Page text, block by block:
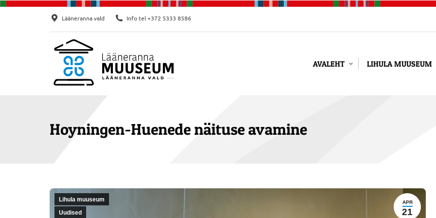
Lääneranna vald Info tel +372 5333 8586
AVALEHT LIHULA MUUSEUM
Hoyningen-Huenede näituse avamine
APR
21
Lihula muuseum
Uudised